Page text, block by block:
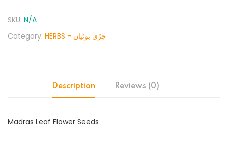
SKU: N/A
Category:
HERBS - جڑی بوٹیاں
Description Reviews (0)
Madras Leaf Flower Seeds